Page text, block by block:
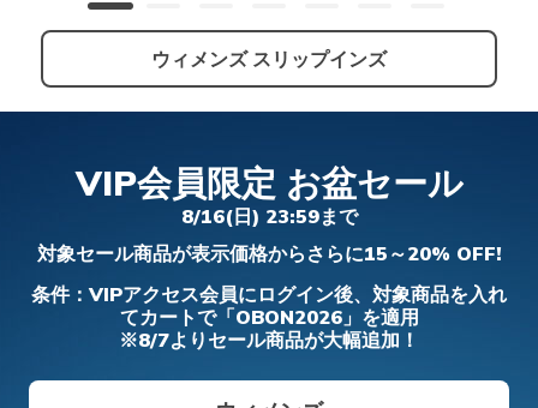
ウィメンズ スリップインズ
スケッチャーズ スリップインズ：アーチ
フィット ディーライツ 330 - モダン レト
メンズ
¥ 19,690
スケッチャーズ スリ
メンズ スリップインズ
スケッチャーズ スリップインズ：コンツ
アーフォーム - コージーフィット
からの値引き
¥ 8,690から¥ 5,900
スケッチャーズ スリ
¥ 6,490
キッズ スリップインズ
VIP会員限定 お盆セール
8/16(日) 23:59まで
対象セール商品が表示価格からさらに15～20% OFF!
条件：VIPアクセス会員にログイン後、対象商品を入れ
てカートで「OBON2026」を適用
※8/7よりセール商品が大幅追加！